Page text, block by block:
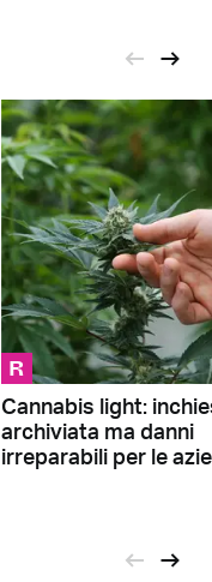
R
Cannabis light:
archiviata ma danni
irreparabili per le